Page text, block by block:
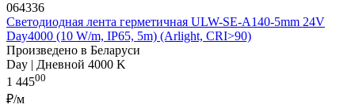
064336
Светодиодная лента герметичная ULW-SE-A140-5mm 24V
Day4000 (10 W/m, IP65, 5m) (Arlight, CRI>90)
Произведено в Беларуси
Day | Дневной 4000 K
1 44500
₽/м